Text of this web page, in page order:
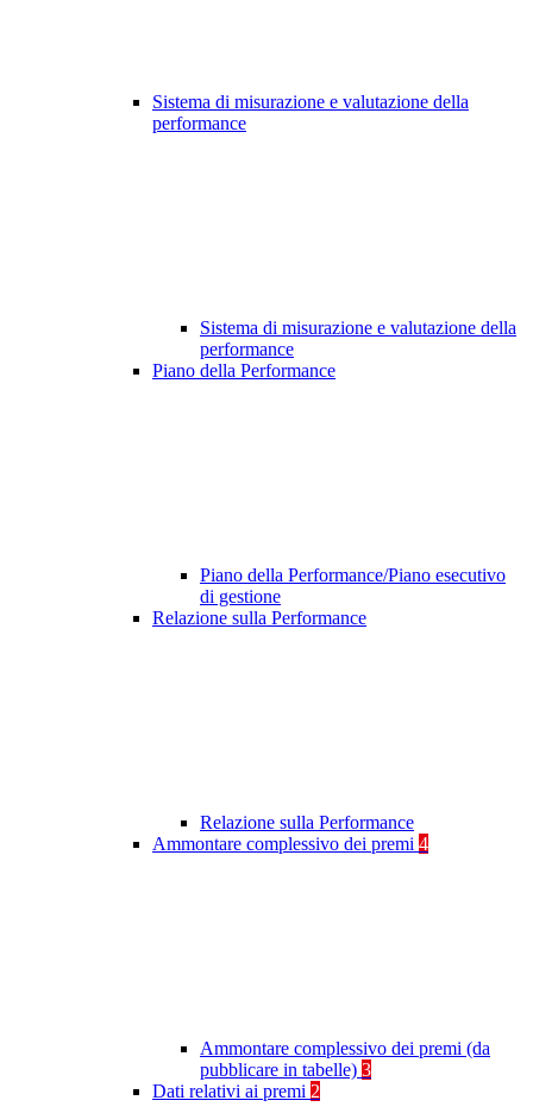
Sistema di misurazione e valutazione della
performance
Sistema di misurazione e valutazione della
performance
Piano della Performance
Piano della Performance/Piano esecutivo
di gestione
Relazione sulla Performance
Relazione sulla Performance
Ammontare complessivo dei premi 4
Ammontare complessivo dei premi (da
pubblicare in tabelle) 3
Dati relativi ai premi 2